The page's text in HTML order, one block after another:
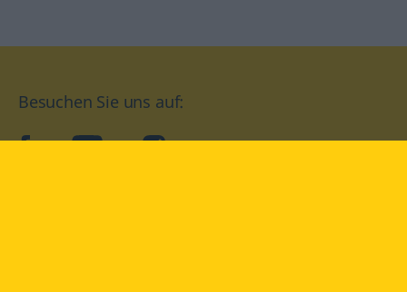
Besuchen Sie uns auf:
facebookYouTube Instagram